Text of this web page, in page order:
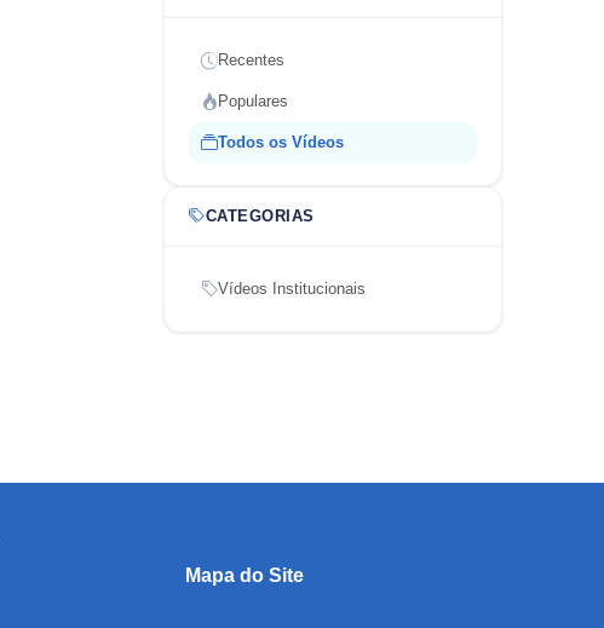
Recentes
Populares
Todos os Vídeos
CATEGORIAS
Vídeos Institucionais
Mapa do Site